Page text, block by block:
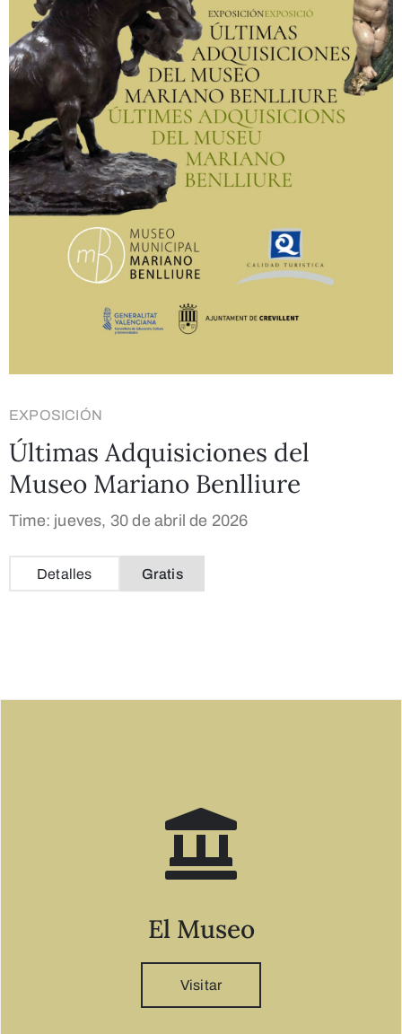
EXPOSICIÓN
Últimas Adquisiciones del
Museo Mariano Benlliure
Time: jueves, 30 de abril de 2026
Detalles Gratis
El Museo
Visitar